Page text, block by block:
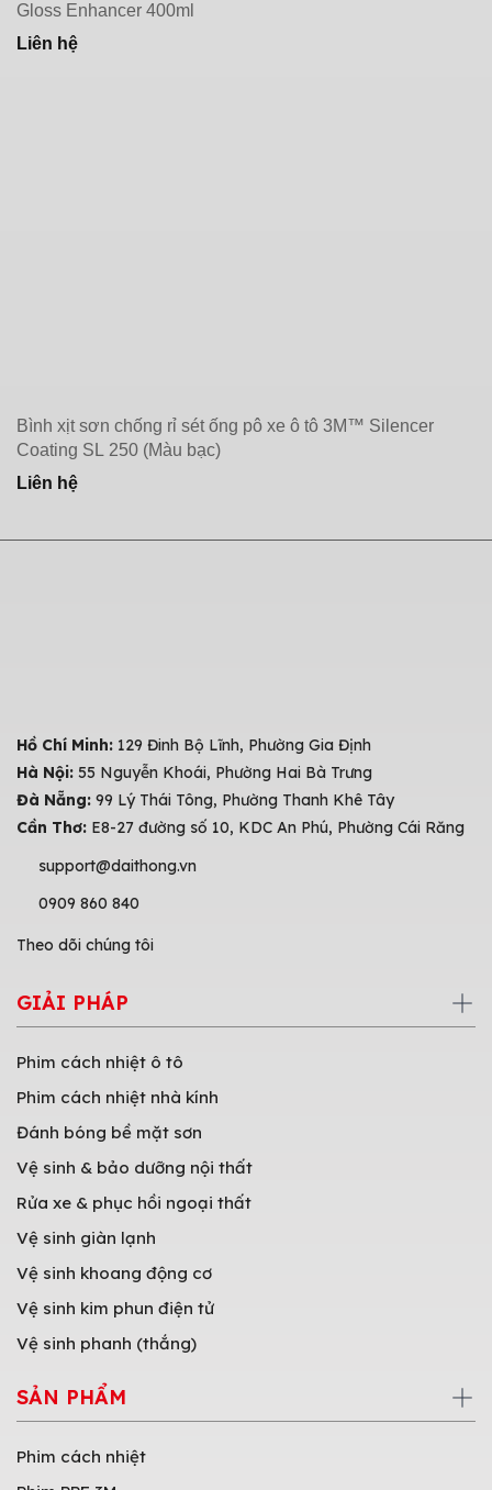
Gloss Enhancer 400ml
Liên hệ
Bình xịt sơn chống rỉ sét ống pô xe ô tô 3M™ Silencer
Coating SL 250 (Màu bạc)
Liên hệ
Hồ Chí Minh: 129 Đinh Bộ Lĩnh, Phường Gia Định
Hà Nội: 55 Nguyễn Khoái, Phường Hai Bà Trưng
Đà Nẵng: 99 Lý Thái Tông, Phường Thanh Khê Tây
Cần Thơ: E8-27 đường số 10, KDC An Phú, Phường Cái Răng
support@daithong.vn
0909 860 840
Theo dõi chúng tôi
GIẢI PHÁP
Phim cách nhiệt ô tô
Phim cách nhiệt nhà kính
Đánh bóng bề mặt sơn
Vệ sinh & bảo dưỡng nội thất
Rửa xe & phục hồi ngoại thất
Vệ sinh giàn lạnh
Vệ sinh khoang động cơ
Vệ sinh kim phun điện tử
Vệ sinh phanh (thắng)
SẢN PHẨM
Phim cách nhiệt